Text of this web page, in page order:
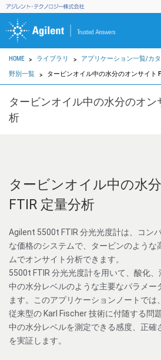
HOME ライブラリ アプリケーション一覧/カ
野別一覧
タービンオイル中の水分のオンサイト
タービンオイル中の水分のオン
析
タービンオイル中の水
FTIR 定量分析
Agilent 5500t FTIR 分光光度計は、コン
な価格のシステムで、タービンのような
ムでオンサイト分析できます。
5500t FTIR 分光光度計を用いて、酸化
中の水分レベルのような主要なパラメー
ます。このアプリケーションノートでは
従来型の Karl Fischer 技術に付随する問
中の水分レベルを測定できる感度、正確
を実証します。